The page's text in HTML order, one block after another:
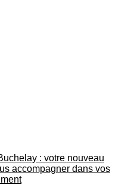
: votre nouveau
accompagner dans vos